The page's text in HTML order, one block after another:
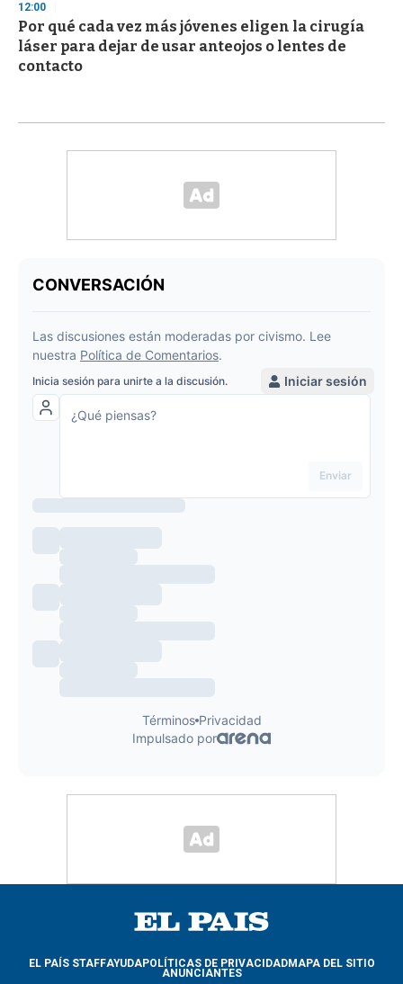
12:00
Por qué cada vez más jóvenes eligen la cirugía
láser para dejar de usar anteojos o lentes de
contacto
EL PAÍS STAFFAYUDAPOLÍTICAS DE PRIVACIDADMAPA DEL SITIO
ANUNCIANTES